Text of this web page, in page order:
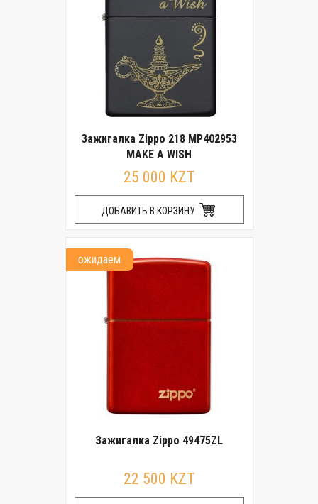
Зажигалка Zippo 218 MP402953
MAKE A WISH
25 000 KZT
ДОБАВИТЬ В КОРЗИНУ
ожидаем
Зажигалка Zippo 49475ZL
22 500 KZT